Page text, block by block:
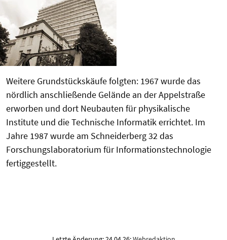
Weitere Grundstückskäufe folgten: 1967 wurde das
nördlich anschließende Gelände an der Appelstraße
erworben und dort Neubauten für physikalische
Institute und die Technische Informatik errichtet. Im
Jahre 1987 wurde am Schneiderberg 32 das
Forschungslaboratorium für Informationstechnologie
fertiggestellt.